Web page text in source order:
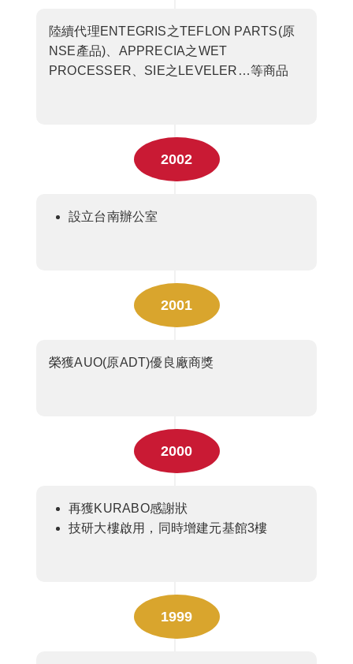
陸續代理ENTEGRIS之TEFLON PARTS(原
NSE產品)、APPRECIA之WET
PROCESSER、SIE之LEVELER…等商品
2002
設立台南辦公室
2001
榮獲AUO(原ADT)優良廠商獎
2000
再獲KURABO感謝狀
技研大樓啟用，同時增建元基館3樓
1999